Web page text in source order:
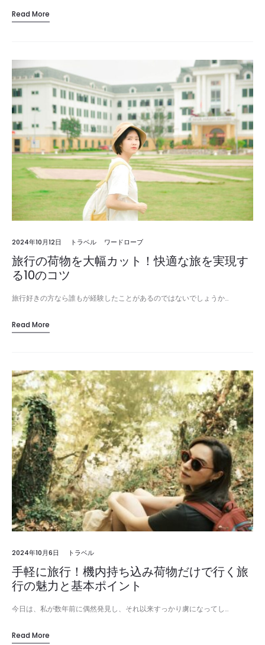
Read More
2024年10月12日 トラベル ワードローブ
旅行の荷物を大幅カット！快適な旅を実現す
る10のコツ
旅行好きの方なら誰もが経験したことがあるのではないでしょうか…
Read More
2024年10月6日 トラベル
手軽に旅行！機内持ち込み荷物だけで行く旅
行の魅力と基本ポイント
今日は、私が数年前に偶然発見し、それ以来すっかり虜になってし…
Read More